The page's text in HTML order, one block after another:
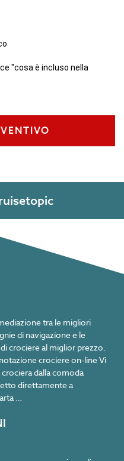
"cosa è incluso nella
tra le migliori
di navigazione e le
crociere al miglior prezzo.
crociere on-line Vi
dalla comoda
direttamente a
…